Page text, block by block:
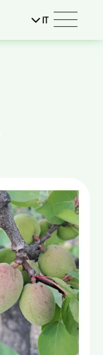
IT